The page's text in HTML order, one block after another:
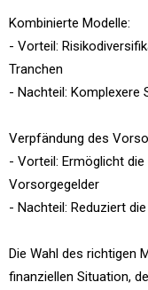
Kombinierte Modelle:
- Vorteil:
Tranchen
- Nachteil:
Verpfändung des
- Vorteil: Ermöglicht
Vorsorgegelder
- Nachteil: Reduziert
Die Wahl des richtigen
finanziellen Situation,